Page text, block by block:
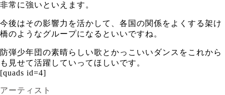
非常に強いといえます。
今後はその影響力を活かして、各国の関係をよくする架け
橋のようなグループになるといいですね。
防弾少年団の素晴らしい歌とかっこいいダンスをこれから
も見せて活躍していってほしいです。
[quads id=4]
アーティスト